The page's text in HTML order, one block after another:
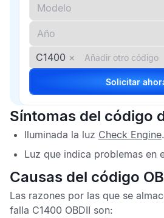
C1400 ×
Solicitar
Síntomas del código
Iluminada la luz Check Engine.
Luz que indica problemas en
Causas del código
Las razones por las que se
falla C1400 OBDII son: